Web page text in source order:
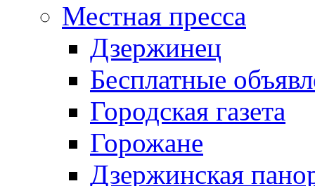
Местная пресса
Дзержинец
Бесплатные
Городская газета
Горожане
Дзержинская